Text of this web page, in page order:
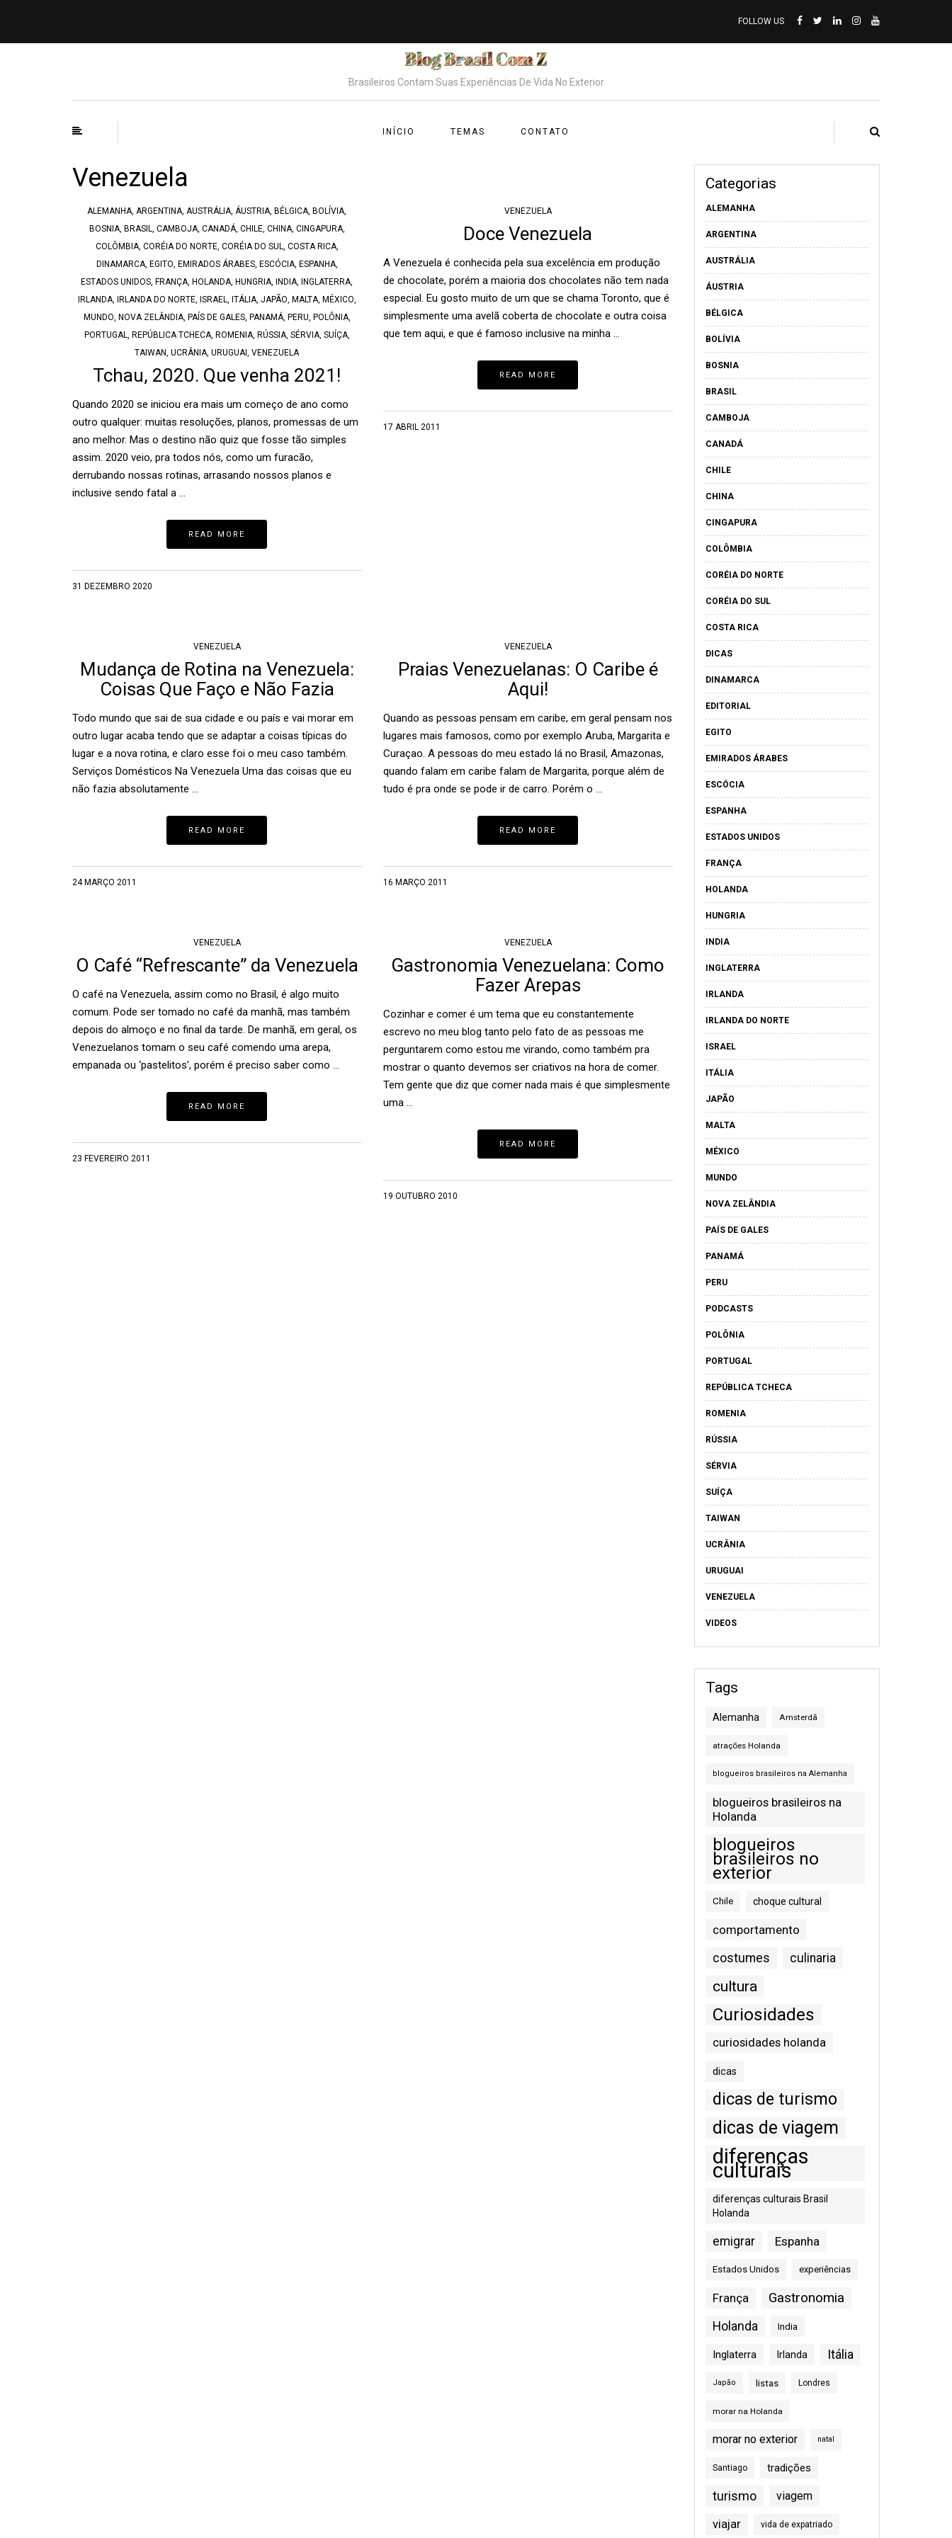
FOLLOW US
Brasileiros Contam Suas Experiências De Vida No Exterior
INÍCIO TEMAS CONTATO
Venezuela
ALEMANHA,ARGENTINA,AUSTRÁLIA,ÁUSTRIA, BÉLGICA, BOLÍVIA,
BOSNIA, BRASIL, CAMBOJA, CANADÁ, CHILE, CHINA, CINGAPURA,
COLÔMBIA, CORÉIA DO NORTE, CORÉIA DO SUL, COSTA RICA,
DINAMARCA, EGITO, EMIRADOS ÁRABES, ESCÓCIA, ESPANHA,
ESTADOS UNIDOS, FRANÇA, HOLANDA, HUNGRIA, INDIA, INGLATERRA,
IRLANDA, IRLANDA DO NORTE, ISRAEL, ITÁLIA, JAPÃO, MALTA, MÉXICO,
MUNDO, NOVA ZELÂNDIA, PAÍS DE GALES, PANAMÁ, PERU, POLÔNIA,
PORTUGAL, REPÚBLICA TCHECA, ROMENIA, RÚSSIA, SÉRVIA, SUÍÇA,
TAIWAN,UCRÂNIA,URUGUAI,VENEZUELA
Tchau, 2020. Que venha 2021!
Quando 2020 se iniciou era mais um começo de ano como
outro qualquer: muitas resoluções, planos, promessas de um
ano melhor. Mas o destino não quiz que fosse tão simples
assim. 2020 veio, pra todos nós, como um furacão,
derrubando nossas rotinas, arrasando nossos planos e
inclusive sendo fatal a …
READ MORE
31 DEZEMBRO 2020
VENEZUELA
Doce Venezuela
A Venezuela é conhecida pela sua excelência em produção
de chocolate, porém a maioria dos chocolates não tem nada
especial. Eu gosto muito de um que se chama Toronto, que é
simplesmente uma avelã coberta de chocolate e outra coisa
que tem aqui, e que é famoso inclusive na minha …
READ MORE
17 ABRIL 2011
VENEZUELA
Mudança de Rotina na Venezuela:
Coisas Que Faço e Não Fazia
Todo mundo que sai de sua cidade e ou país e vai morar em
outro lugar acaba tendo que se adaptar a coisas típicas do
lugar e a nova rotina, e claro esse foi o meu caso também.
Serviços Domésticos Na Venezuela Uma das coisas que eu
não fazia absolutamente …
READ MORE
24 MARÇO 2011
VENEZUELA
Praias Venezuelanas: O Caribe é
Aqui!
Quando as pessoas pensam em caribe, em geral pensam nos
lugares mais famosos, como por exemplo Aruba, Margarita e
Curaçao. A pessoas do meu estado lá no Brasil, Amazonas,
quando falam em caribe falam de Margarita, porque além de
tudo é pra onde se pode ir de carro. Porém o …
READ MORE
16 MARÇO 2011
VENEZUELA
O Café “Refrescante” da Venezuela
O café na Venezuela, assim como no Brasil, é algo muito
comum. Pode ser tomado no café da manhã, mas também
depois do almoço e no final da tarde. De manhã, em geral, os
Venezuelanos tomam o seu café comendo uma arepa,
empanada ou ‘pastelitos’, porém é preciso saber como …
READ MORE
23 FEVEREIRO 2011
VENEZUELA
Gastronomia Venezuelana: Como
Fazer Arepas
Cozinhar e comer é um tema que eu constantemente
escrevo no meu blog tanto pelo fato de as pessoas me
perguntarem como estou me virando, como também pra
mostrar o quanto devemos ser criativos na hora de comer.
Tem gente que diz que comer nada mais é que simplesmente
uma …
READ MORE
19 OUTUBRO 2010
Categorias
ALEMANHA
ARGENTINA
AUSTRÁLIA
ÁUSTRIA
BÉLGICA
BOLÍVIA
BOSNIA
BRASIL
CAMBOJA
CANADÁ
CHILE
CHINA
CINGAPURA
COLÔMBIA
CORÉIA DO NORTE
CORÉIA DO SUL
COSTA RICA
DICAS
DINAMARCA
EDITORIAL
EGITO
EMIRADOS ÁRABES
ESCÓCIA
ESPANHA
ESTADOS UNIDOS
FRANÇA
HOLANDA
HUNGRIA
INDIA
INGLATERRA
IRLANDA
IRLANDA DO NORTE
ISRAEL
ITÁLIA
JAPÃO
MALTA
MÉXICO
MUNDO
NOVA ZELÂNDIA
PAÍS DE GALES
PANAMÁ
PERU
PODCASTS
POLÔNIA
PORTUGAL
REPÚBLICA TCHECA
ROMENIA
RÚSSIA
SÉRVIA
SUÍÇA
TAIWAN
UCRÂNIA
URUGUAI
VENEZUELA
VIDEOS
Tags
Alemanha Amsterdã
atrações Holanda
blogueiros brasileiros na Alemanha
blogueiros brasileiros na
Holanda
blogueiros
brasileiros no
exterior
Chile choque cultural
comportamento
costumes culinaria
cultura
Curiosidades
curiosidades holanda
dicas
dicas de turismo
dicas de viagem
diferenças
culturais
diferenças culturais Brasil
Holanda
emigrar Espanha
Estados Unidos experiências
França Gastronomia
Holanda India
Inglaterra Irlanda Itália
Japão listas Londres
morar na Holanda
morar no exterior natal
Santiago tradições
turismo viagem
viajar vida de expatriado